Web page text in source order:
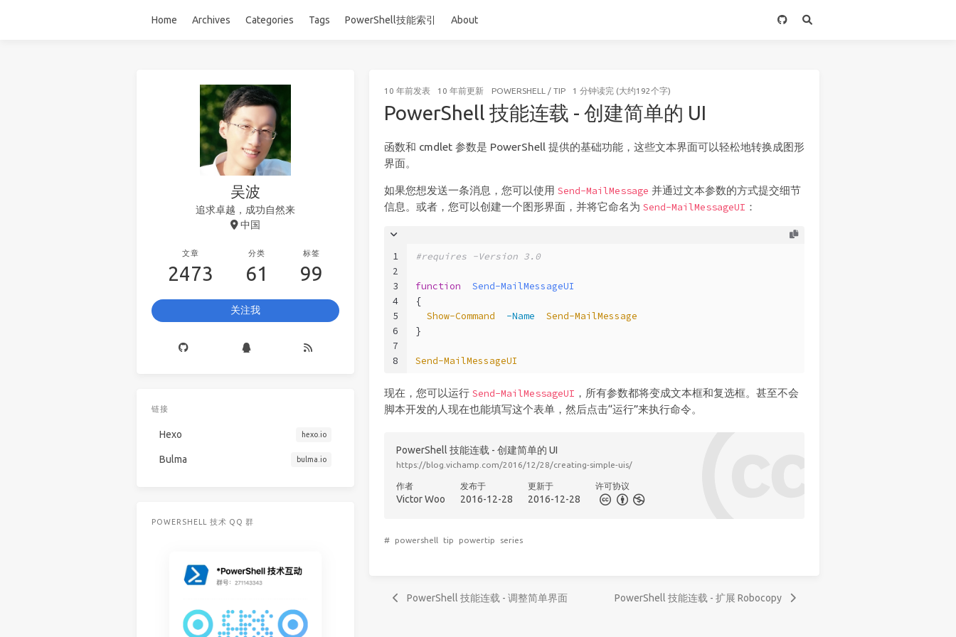
Home Archives Categories Tags PowerShell技能索引 About
10 年前发表 10 年前更新 POWERSHELL / TIP 1 分钟读完 (大约192个字)
PowerShell 技能连载 - 创建简单的 UI
函数和 cmdlet 参数是 PowerShell 提供的基础功能，这些文本界面可以轻松地转换成图形
界面。
如果您想发送一条消息，您可以使用 Send-MailMessage 并通过文本参数的方式提交细节
信息。或者，您可以创建一个图形界面，并将它命名为 Send-MailMessageUI ：
1
2
3
4
5
6
7
8
#requires -Version 3.0
function
Send-MailMessageUI
{
Show-Command
-Name
Send-MailMessage
}
Send-MailMessageUI
现在，您可以运行 Send-MailMessageUI ，所有参数都将变成文本框和复选框。甚至不会
脚本开发的人现在也能填写这个表单，然后点击“运行”来执行命令。
PowerShell 技能连载 - 创建简单的 UI
https://blog.vichamp.com/2016/12/28/creating-simple-uis/
作者
Victor Woo
发布于
2016-12-28
更新于
2016-12-28
许可协议
# powershell tip powertip series
PowerShell 技能连载 - 调整简单界面 PowerShell 技能连载 - 扩展 Robocopy
吴波
追求卓越，成功自然来
中国
文章
2473
分类
61
标签
99
关注我
链接
Hexo hexo.io
Bulma bulma.io
POWERSHELL 技术 QQ 群